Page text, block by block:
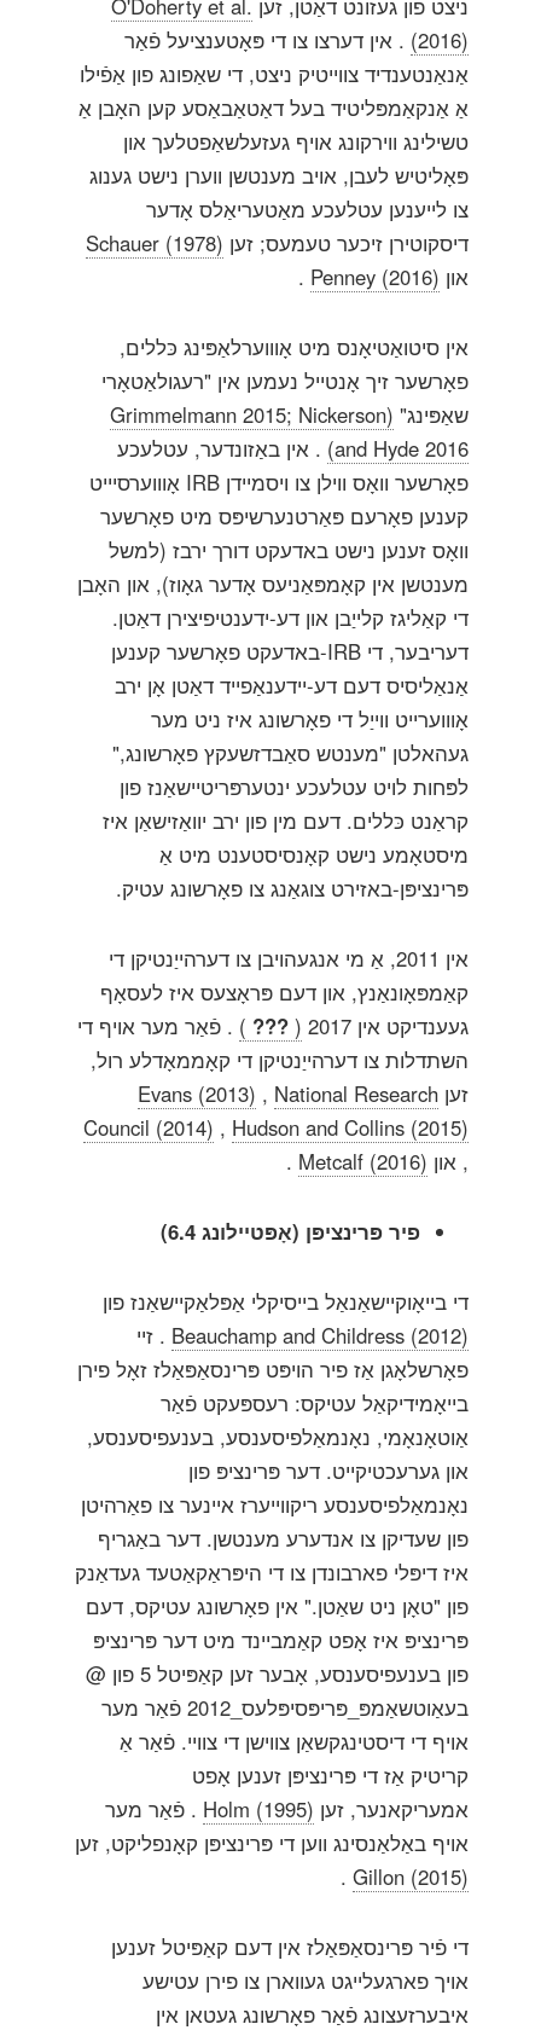
ניצט פון געזונט דאַטן, זען O'Doherty et al.
(2016) . אין דערצו צו די פּאָטענציעל פֿאַר
אַנאַנטענדיד צווייטיק ניצט, די שאַפונג פון אַפֿילו
אַ אַנקאַמפּליטיד בעל דאַטאַבאַסע קען האָבן אַ
טשילינג ווירקונג אויף געזעלשאַפטלעך און
פּאָליטיש לעבן, אויב מענטשן ווערן נישט גענוג
צו לייענען עטלעכע מאַטעריאַלס אָדער
דיסקוטירן זיכער טעמעס; זען Schauer (1978)
און Penney (2016)
.
אין סיטואַטיאָנס מיט אָוווערלאַפּינג כּללים,
פאָרשער זיך אָנטייל נעמען אין "רעגולאַטאָרי
שאַפּינג" (Grimmelmann 2015; Nickerson
and Hyde 2016) . אין באַזונדער, עטלעכע
פאָרשער וואָס ווילן צו ויסמיידן IRB אָוווערסיייט
קענען פאָרעם פּאַרטנערשיפּס מיט פאָרשער
וואָס זענען נישט באדעקט דורך ירבז (למשל
מענטשן אין קאָמפּאַניעס אָדער גאָוז), און האָבן
די קאַליגז קלייַבן און דע-ידענטיפיצירן דאַטן.
דעריבער, די IRB-באדעקט פאָרשער קענען
אַנאַליסיס דעם דע-יידענאַפייד דאַטן אָן ירב
אָוווערייט ווייַל די פאָרשונג איז ניט מער
געהאלטן "מענטש סאַבדזשעקץ פאָרשונג,"
לפּחות לויט עטלעכע ינטערפּריטיישאַנז פון
קראַנט כּללים. דעם מין פון ירב יוואַזישאַן איז
מיסטאָמע נישט קאָנסיסטענט מיט אַ
פּרינציפּן-באזירט צוגאַנג צו פאָרשונג עטיק.
אין 2011, אַ מי אנגעהויבן צו דערהייַנטיקן די
קאַמפּאָונאַנץ, און דעם פּראָצעס איז לעסאָף
געענדיקט אין 2017
(
???
) . פֿאַר מער אויף די
השתדלות צו דערהייַנטיקן די קאָממאָדלע רול,
זען
Evans (2013) , National Research
Council (2014) , Hudson and Collins (2015)
, און Metcalf (2016)
.
פיר פּרינציפּן (אָפּטיילונג 6.4)
די בייאָוקיישאַנאַל בייסיקלי אַפּלאַקיישאַנז פון
Beauchamp and Childress (2012) . זיי
פאָרשלאָגן אַז פיר הויפּט פּרינסאַפּאַלז זאָל פירן
בייאָמידיקאַל עטיקס: רעספּעקט פֿאַר
אַוטאָנאָמי, נאָנמאַלפיסענסע, בענעפיסענסע,
און גערעכטיקייט. דער פּרינציפּ פון
נאָנמאַלפיסענסע ריקווייערז איינער צו פאַרהיטן
פון שעדיקן צו אנדערע מענטשן. דער באַגריף
איז דיפּלי פארבונדן צו די היפּראַקאַטעד געדאַנק
פון "טאָן ניט שאַטן." אין פאָרשונג עטיקס, דעם
פּרינציפּ איז אָפט קאַמביינד מיט דער פּרינציפּ
פון בענעפיסענסע, אָבער זען קאַפּיטל 5 פון @
בעאַוטשאַמפּ_פּריפּסיפּלעס_2012 פֿאַר מער
אויף די דיסטינגקשאַן צווישן די צוויי. פֿאַר אַ
קריטיק אַז די פּרינציפּן זענען אָפט
אמעריקאנער, זען Holm (1995) . פֿאַר מער
אויף באַלאַנסינג ווען די פּרינציפּן קאָנפליקט, זען
Gillon (2015)
.
די פֿיר פּרינסאַפּאַלז אין דעם קאַפּיטל זענען
אויך פארגעלייגט געווארן צו פירן עטישע
איבערזעצונג פֿאַר פאָרשונג געטאן אין